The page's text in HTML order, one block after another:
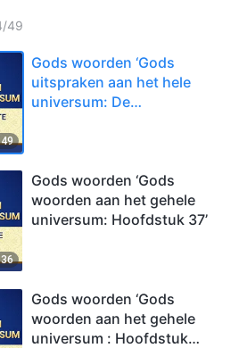
/49
Gods woorden ‘Gods
uitspraken aan het hele
universum: De
Gods woorden ‘Gods
woorden aan het gehele
universum: Hoofdstuk 37’
Gods woorden ‘Gods
woorden aan het gehele
universum : Hoofdstuk